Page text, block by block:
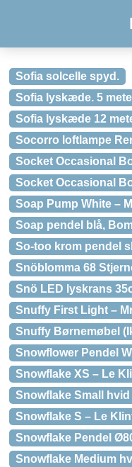
Sofia solcelle spyd.
Sofia lyskæde. 5
Sofia lyskæde 12
Socorro loftlampe
Socket Occasional
Socket Occasional
Soap Pump White –
Soap pendel blå,
So-too krom pendel
Snöblomma 68
Snö LED lyskrans
Snuffy First Light –
Snuffy Børnemøbel
Snowflower Pendel
Snowflake XS – Le
Snowflake Small
Snowflake S – Le
Snowflake Pendel
Snowflake Medium